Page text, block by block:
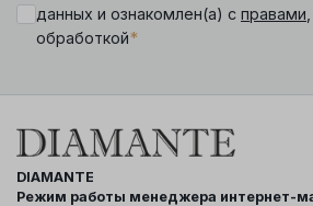
данных и ознакомлен(а) с правами
обработкой*
DIAMANTE
Режим работы менеджера интернет-